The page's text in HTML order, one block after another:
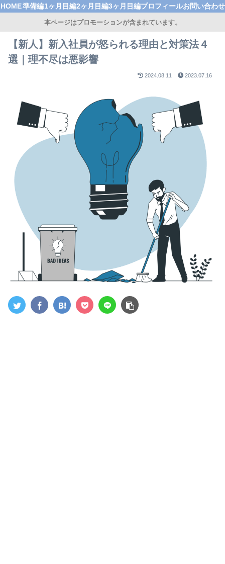
HOME準備編1ヶ月目編2ヶ月目編3ヶ月目編プロフィールお問い合わせ
本ページはプロモーションが含まれています。
【新人】新入社員が怒られる理由と対策法４
選｜理不尽は悪影響
2024.08.11 2023.07.16